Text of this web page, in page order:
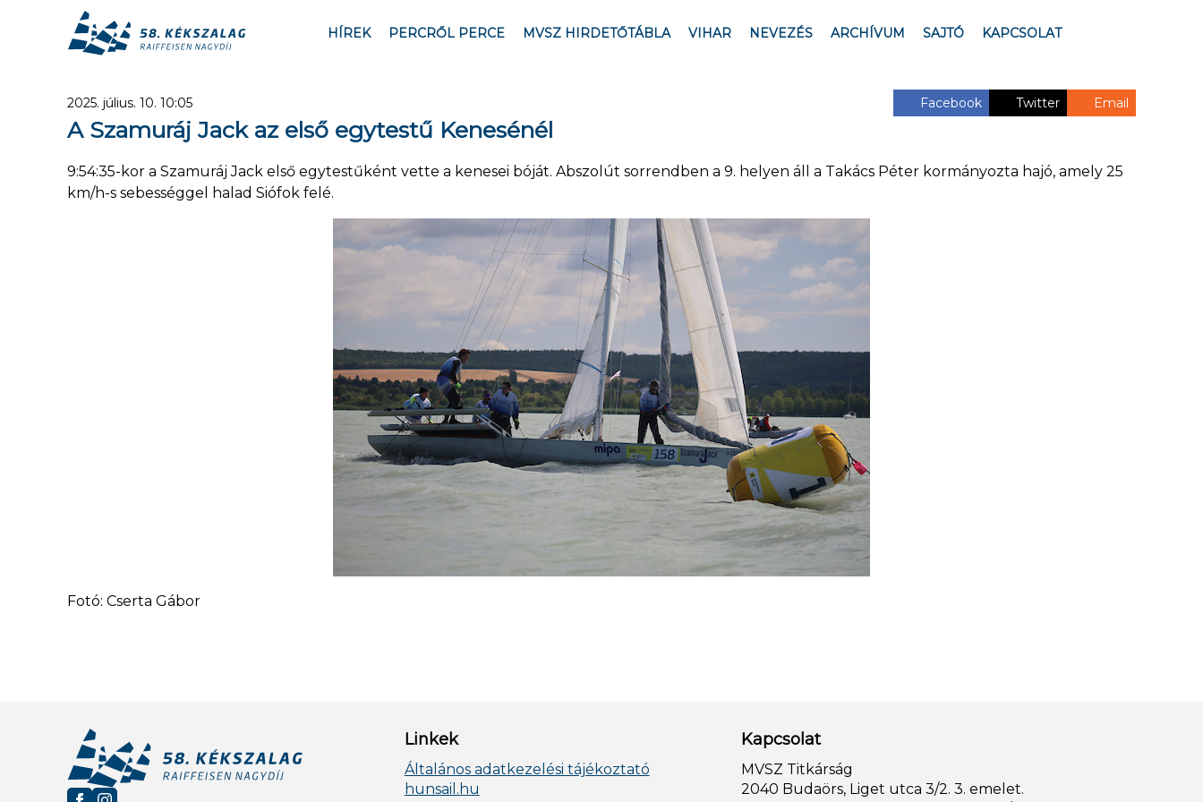
HÍREK PERCRŐL PERCE MVSZ HIRDETŐTÁBLA VIHAR NEVEZÉS ARCHÍVUM SAJTÓ KAPCSOLAT
2025. július. 10. 10:05 Facebook Twitter Email
A Szamuráj Jack az első egytestű Kenesénél
9:54:35-kor a Szamuráj Jack első egytestűként vette a kenesei bóját. Abszolút sorrendben a 9. helyen áll a Takács Péter kormányozta hajó, amely 25
km/h-s sebességgel halad Siófok felé.
Fotó: Cserta Gábor
Linkek
Általános adatkezelési tájékoztató
hunsail.hu
Kapcsolat
MVSZ Titkárság
2040 Budaörs, Liget utca 3/2. 3. emelet.